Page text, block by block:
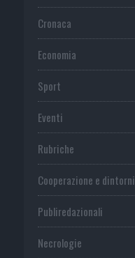
Cronaca
Economia
Sport
Eventi
Rubriche
Cooperazione e dintorni
Publiredazionali
Necrologie